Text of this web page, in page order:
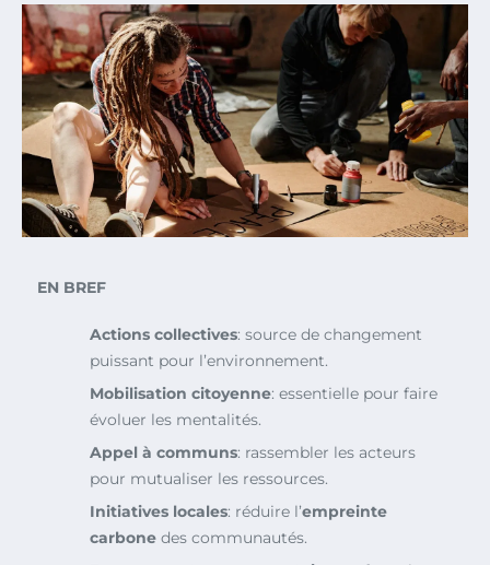
EN BREF
Actions collectives: source de changement
puissant pour l’environnement.
Mobilisation citoyenne: essentielle pour faire
évoluer les mentalités.
Appel à communs: rassembler les acteurs
pour mutualiser les ressources.
Initiatives locales: réduire l’empreinte
carbone des communautés.